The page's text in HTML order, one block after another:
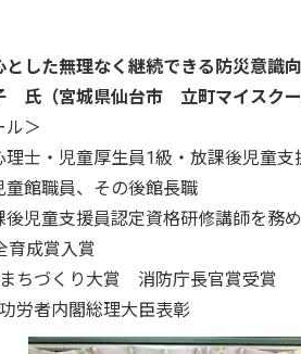
理なく継続できる防災意識向
県仙台市 立町マイスクール
＞
厚生員1級・放課後児童
、その後館長職
員認定資格研修講師を務め
賞入賞
大賞 消防庁長官賞受賞
閣総理大臣表彰